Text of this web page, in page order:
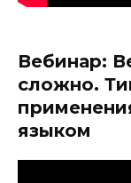
Вебинар:
сложно.
языком